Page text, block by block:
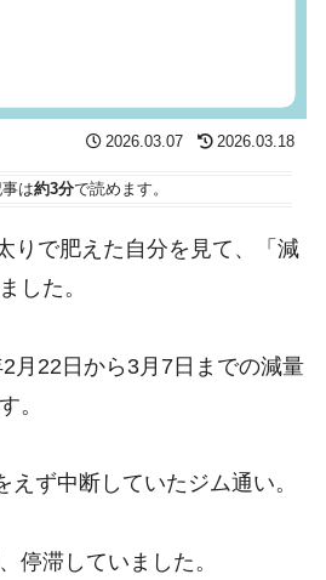
2026.03.07 2026.03.18
は約3分で読めます。
りで肥えた自分を見て、「減
した。
月22日から3月7日までの減量
。
えず中断していたジム通い。
停滞していました。